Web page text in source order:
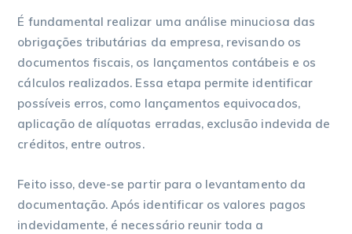
É fundamental realizar uma análise minuciosa das
obrigações tributárias da empresa, revisando os
documentos fiscais, os lançamentos contábeis e os
cálculos realizados. Essa etapa permite identificar
possíveis erros, como lançamentos equivocados,
aplicação de alíquotas erradas, exclusão indevida de
créditos, entre outros.
Feito isso, deve-se partir para o levantamento da
documentação. Após identificar os valores pagos
indevidamente, é necessário reunir toda a